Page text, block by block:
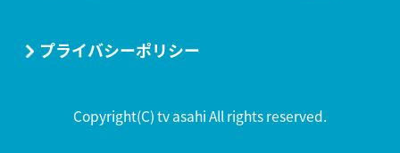
プライバシーポリシー
Copyright(C) tv asahi All rights reserved.